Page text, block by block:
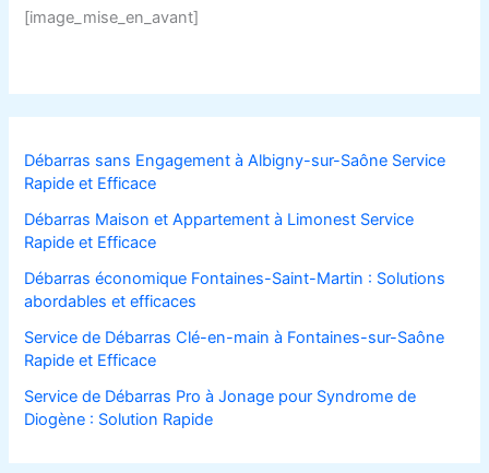
[image_mise_en_avant]
Débarras sans Engagement à Albigny-sur-Saône Service
Rapide et Efficace
Débarras Maison et Appartement à Limonest Service
Rapide et Efficace
Débarras économique Fontaines-Saint-Martin : Solutions
abordables et efficaces
Service de Débarras Clé-en-main à Fontaines-sur-Saône
Rapide et Efficace
Service de Débarras Pro à Jonage pour Syndrome de
Diogène : Solution Rapide